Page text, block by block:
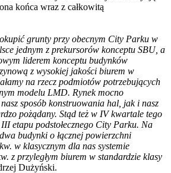
końca wraz z całkowitą
grunty przy obecnym City Parku w
jednym z prekursorów konceptu SBU, a
liderem konceptu budynków
z wysokiej jakości biurem w
na rzecz podmiotów potrzebujących
modelu LMD. Rynek mocno
sposób konstruowania hal, jak i nasz
pożądany. Stąd też w IV kwartale tego
etapu podstołecznego City Parku. Na
budynki o łącznej powierzchni
w klasycznym dla nas systemie
z przyległym biurem w standardzie klasy
Dużyński.